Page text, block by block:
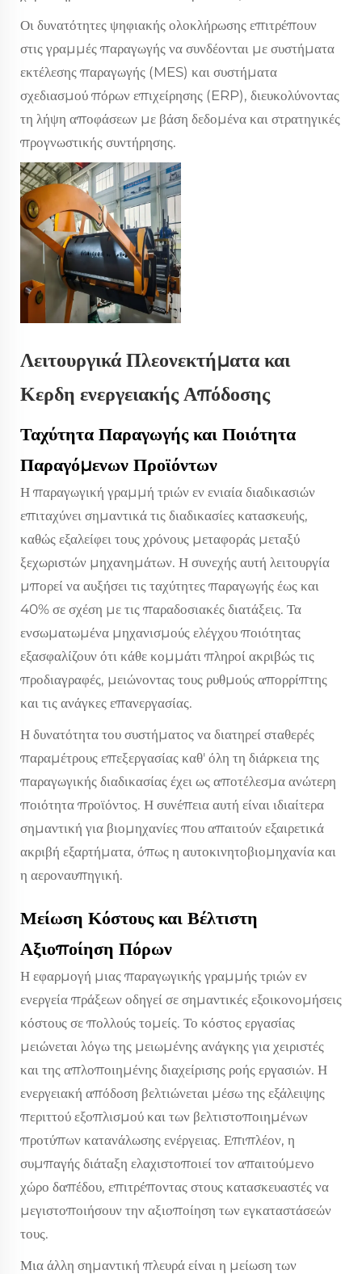
Οι δυνατότητες ψηφιακής ολοκλήρωσης επιτρέπουν
στις γραμμές παραγωγής να συνδέονται με συστήματα
εκτέλεσης παραγωγής (MES) και συστήματα
σχεδιασμού πόρων επιχείρησης (ERP), διευκολύνοντας
τη λήψη αποφάσεων με βάση δεδομένα και στρατηγικές
προγνωστικής συντήρησης.
Λειτουργικά Πλεονεκτήματα και
Κερδη ενεργειακής Απόδοσης
Ταχύτητα Παραγωγής και Ποιότητα
Παραγόμενων Προϊόντων
Η παραγωγική γραμμή τριών εν ενιαία διαδικασιών
επιταχύνει σημαντικά τις διαδικασίες κατασκευής,
καθώς εξαλείφει τους χρόνους μεταφοράς μεταξύ
ξεχωριστών μηχανημάτων. Η συνεχής αυτή λειτουργία
μπορεί να αυξήσει τις ταχύτητες παραγωγής έως και
40% σε σχέση με τις παραδοσιακές διατάξεις. Τα
ενσωματωμένα μηχανισμούς ελέγχου ποιότητας
εξασφαλίζουν ότι κάθε κομμάτι πληροί ακριβώς τις
προδιαγραφές, μειώνοντας τους ρυθμούς απορρίπτης
και τις ανάγκες επανεργασίας.
Η δυνατότητα του συστήματος να διατηρεί σταθερές
παραμέτρους επεξεργασίας καθ' όλη τη διάρκεια της
παραγωγικής διαδικασίας έχει ως αποτέλεσμα ανώτερη
ποιότητα προϊόντος. Η συνέπεια αυτή είναι ιδιαίτερα
σημαντική για βιομηχανίες που απαιτούν εξαιρετικά
ακριβή εξαρτήματα, όπως η αυτοκινητοβιομηχανία και
η αεροναυπηγική.
Μείωση Κόστους και Βέλτιστη
Αξιοποίηση Πόρων
Η εφαρμογή μιας παραγωγικής γραμμής τριών εν
ενεργεία πράξεων οδηγεί σε σημαντικές εξοικονομήσεις
κόστους σε πολλούς τομείς. Το κόστος εργασίας
μειώνεται λόγω της μειωμένης ανάγκης για χειριστές
και της απλοποιημένης διαχείρισης ροής εργασιών. Η
ενεργειακή απόδοση βελτιώνεται μέσω της εξάλειψης
περιττού εξοπλισμού και των βελτιστοποιημένων
προτύπων κατανάλωσης ενέργειας. Επιπλέον, η
συμπαγής διάταξη ελαχιστοποιεί τον απαιτούμενο
χώρο δαπέδου, επιτρέποντας στους κατασκευαστές να
μεγιστοποιήσουν την αξιοποίηση των εγκαταστάσεών
τους.
Μια άλλη σημαντική πλευρά είναι η μείωση των